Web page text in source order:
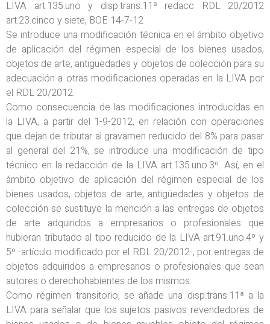
LIVA art.135.uno y disp.trans.11ª redacc RDL 20/2012
art.23.cinco y siete, BOE 14-7-12
Se introduce una modificación técnica en el ámbito objetivo
de aplicación del régimen especial de los bienes usados,
objetos de arte, antigüedades y objetos de colección para su
adecuación a otras modificaciones operadas en la LIVA por
el RDL 20/2012.
Como consecuencia de las modificaciones introducidas en
la LIVA, a partir del 1-9-2012, en relación con operaciones
que dejan de tributar al gravamen reducido del 8% para pasar
al general del 21%, se introduce una modificación de tipo
técnico en la redacción de la LIVA art.135.uno.3º. Así, en el
ámbito objetivo de aplicación del régimen especial de los
bienes usados, objetos de arte, antigüedades y objetos de
colección se sustituye la mención a las entregas de objetos
de arte adquiridos a empresarios o profesionales que
hubieran tributado al tipo reducido de la LIVA art.91.uno.4º y
5º -artículo modificado por el RDL 20/2012-, por entregas de
objetos adquiridos a empresarios o profesionales que sean
autores o derechohabientes de los mismos.
Como régimen transitorio, se añade una disp.trans.11ª a la
LIVA para señalar que los sujetos pasivos revendedores de